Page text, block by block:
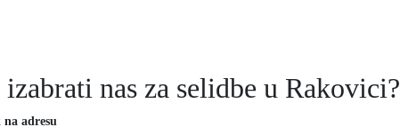
izabrati nas za selidbe u Rakovici?
na adresu